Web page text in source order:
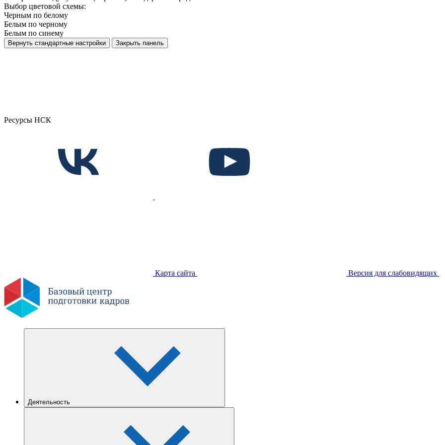
Выбор цветовой схемы:
Черным по белому
Белым по черному
Белым по синему
Вернуть стандартные настройки Закрыть панель
Ресурсы НСК
Карта сайта Версия для слабовидящих
Деятельность